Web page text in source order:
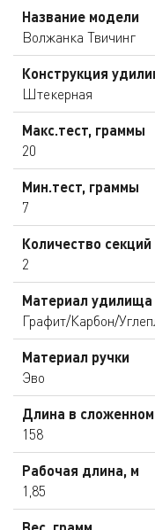
Название модели
Волжанка Твичинг
Конструкция
Штекерная
Макс.тест, граммы
20
Мин.тест, граммы
7
Количество секций
2
Материал удилища
Графит/Карбон/
Материал ручки
Эво
Длина в
158
Рабочая длина, м
1,85